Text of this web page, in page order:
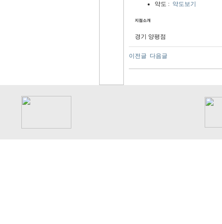
약도 : 약도보기
지점소개
경기 양평점
이전글 다음글